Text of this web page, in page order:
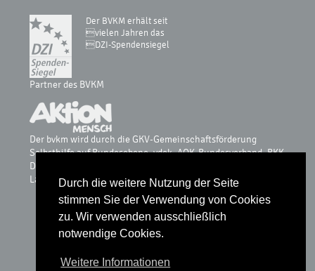
Durch die weitere Nutzung der Seite
stimmen Sie der Verwendung von Cookies
zu. Wir verwenden ausschließlich
notwendige Cookies.
Weitere Informationen
Der BVKM erhält seit
vielen Jahren das
DZI-Spendensiegel
Partner des BVKM
Der bvkm wird durch die GKV-Gemeinschaftsförderung
Selbsthilfe auf Bundesebene, vdek, AOK-Bundesverband, BKK
Dachverband, IKK, Knappschaft & Sozialversicherung für
Landwirtschaft, Forsten und Gartenbau gefördert.